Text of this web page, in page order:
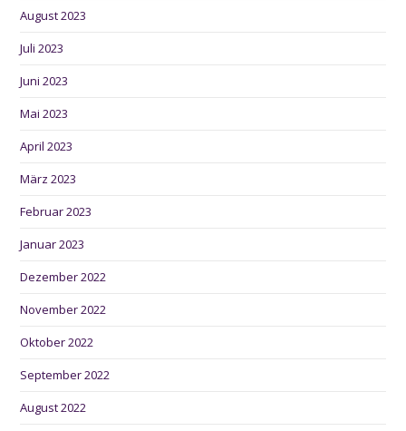
August 2023
Juli 2023
Juni 2023
Mai 2023
April 2023
März 2023
Februar 2023
Januar 2023
Dezember 2022
November 2022
Oktober 2022
September 2022
August 2022